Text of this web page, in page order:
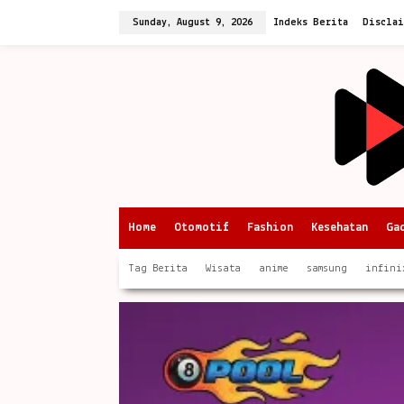
Sunday, August 9, 2026 Indeks Berita
Home Otomotif Fashion Kesehatan
Tag Berita Wisata anime samsung